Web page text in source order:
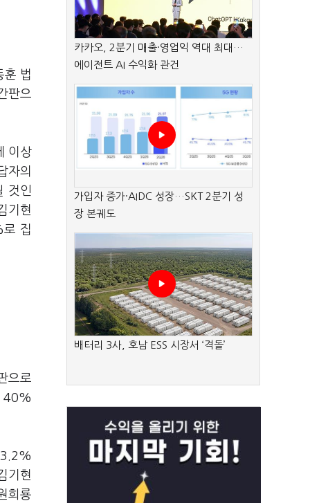
훈 법
판으
이상
자의
것인
기현
집
으로
40%
기현
희룡
카카오, 2분기 매출·영업익 역대 최대…
에이전트 AI 수익화 관건
가입자 증가·AIDC 성장…SKT 2분기 성
장 본궤도
배터리 3사, 호남 ESS 시장서 ‘격돌’